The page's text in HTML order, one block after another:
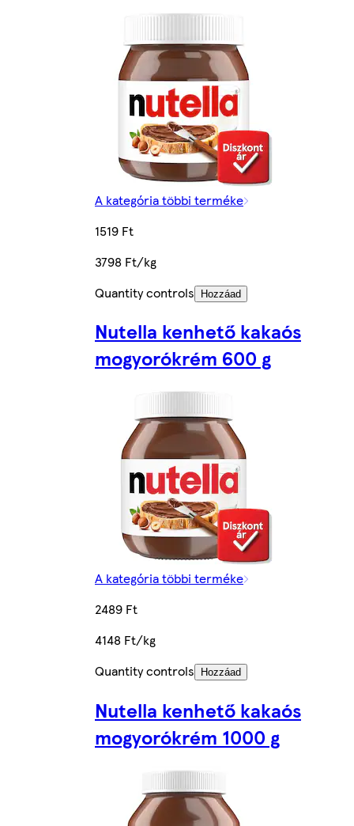
A kategória többi terméke
1519 Ft
3798 Ft/kg
Quantity controls
Hozzáad
Nutella kenhető kakaós
mogyorókrém 600 g
A kategória többi terméke
2489 Ft
4148 Ft/kg
Quantity controls
Hozzáad
Nutella kenhető kakaós
mogyorókrém 1000 g